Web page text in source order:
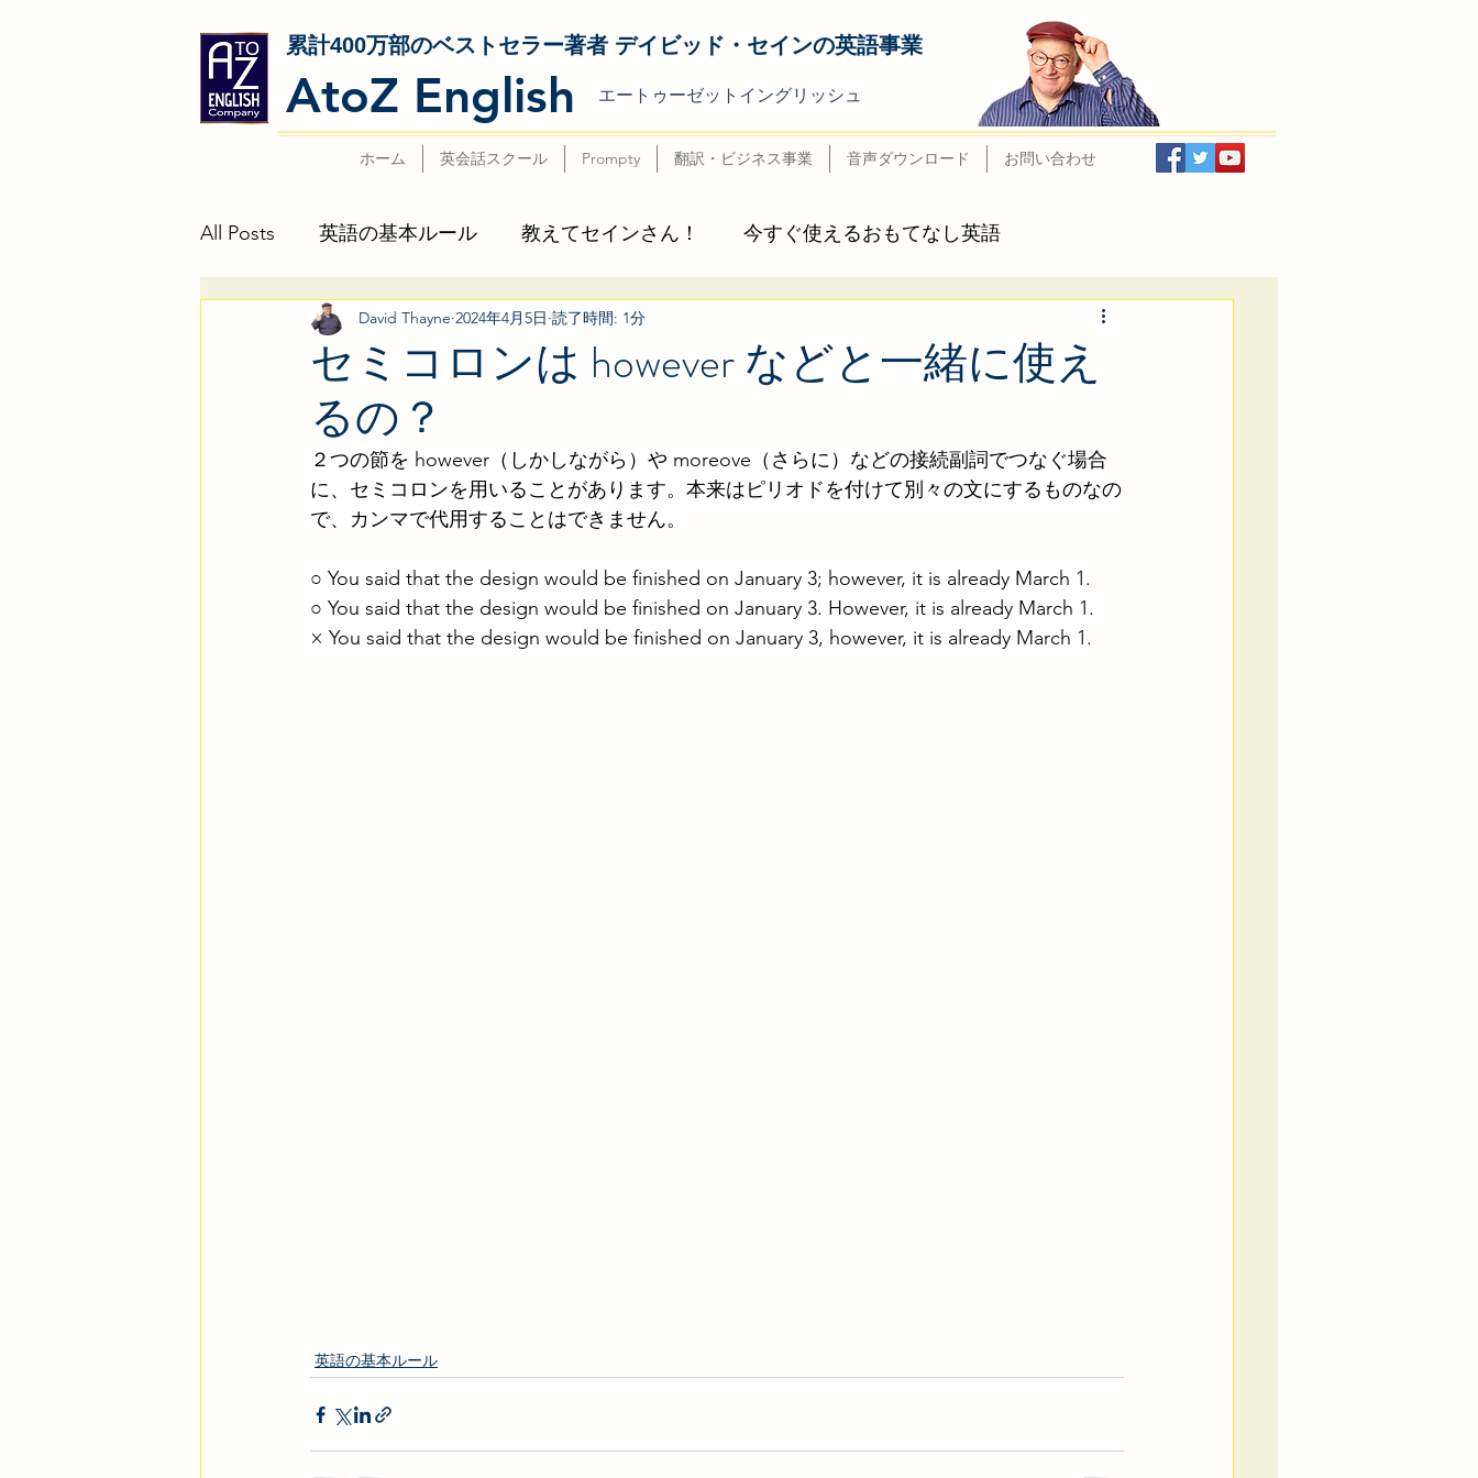
累計400万部のベストセラー著者 デイビッド・セインの英語事業
エートゥーゼットイングリッシュ
AtoZ English
ホーム 英会話スクール Prompty 翻訳・ビジネス事業 音声ダウンロード お問い合わせ
All Posts 英語の基本ルール 教えてセインさん！ 今すぐ使えるおもてなし英語
２つの文の違いは?! デイビッド・セイン & AtoZ Englishの本 本日の英語でセインと日経LissN
本日公開「英語でセインと日経LissN」
セミコロンは however などと一緒に使え
るの？
David Thayne 2024年4月5日 読了時間: 1分
２つの節を however（しかしながら）や moreove（さらに）などの接続副詞でつなぐ場合
に、セミコロンを用いることがあります。本来はピリオドを付けて別々の文にするものなの
で、カンマで代用することはできません。
○ You said that the design would be finished on January 3; however, it is already March 1.
○ You said that the design would be finished on January 3. However, it is already March 1.
× You said that the design would be finished on January 3, however, it is already March 1.
英語の基本ルール